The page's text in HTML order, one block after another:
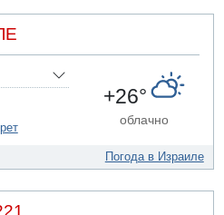
выбросило тело
по Саудовскому танкеру
ворваться в офис
+26°
облачно
Погода в Израиле